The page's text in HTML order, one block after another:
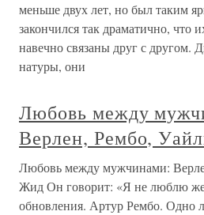
меньше двух лет, но был таким
закончился так драматично, что
навечно связаны друг с другом.
натуры, они
Любовь между
Верлен, Рембо,
Любовь между мужчинами:
Жид Он говорит: «Я не люблю
обновления. Артур Рембо. Одно